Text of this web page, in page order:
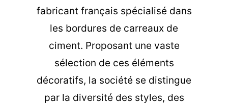
fabricant français spécialisé dans
les bordures de carreaux de
ciment. Proposant une vaste
sélection de ces éléments
décoratifs, la société se distingue
par la diversité des styles, des